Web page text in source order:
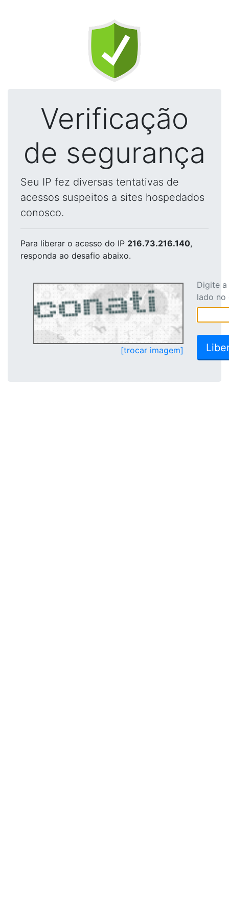
Verificação
de segurança
Seu IP fez diversas tentativas de
acessos suspeitos a sites hospedados
conosco.
Para liberar o acesso do IP 216.73.216.140,
responda ao desafio abaixo.
[trocar imagem]
Digite
lado no